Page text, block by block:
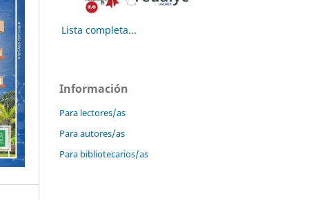
Lista completa...
Información
Para lectores/as
Para autores/as
Para bibliotecarios/as